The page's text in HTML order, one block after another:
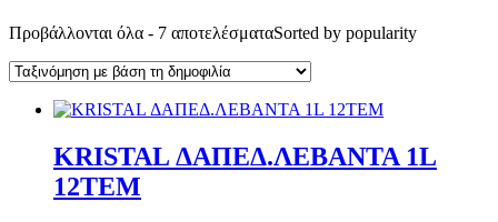
Προβάλλονται όλα - 7 αποτελέσματαSorted by popularity
KRISTAL ΔΑΠΕΔ.ΛΕΒΑΝΤΑ 1L
12ΤΕΜ